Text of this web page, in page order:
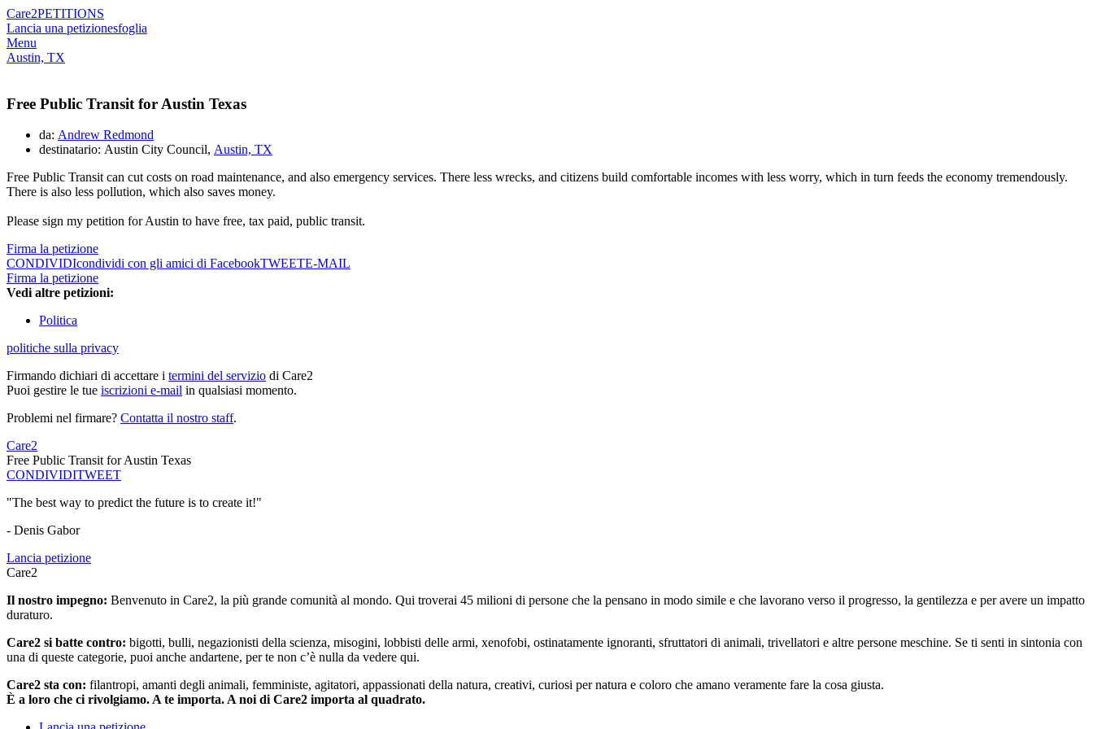
Care2PETITIONS
Lancia una petizionesfoglia
Menu
Austin, TX
Free Public Transit for Austin Texas
da: Andrew Redmond
destinatario: Austin City Council, Austin, TX
Free Public Transit can cut costs on road maintenance, and also emergency services. There less wrecks, and citizens build comfortable incomes with less worry, which in turn feeds the economy tremendously.
There is also less pollution, which also saves money.
Please sign my petition for Austin to have free, tax paid, public transit.
Firma la petizione
CONDIVIDIcondividi con gli amici di FacebookTWEETE-MAIL
Firma la petizione
Vedi altre petizioni:
Politica
politiche sulla privacy
Firmando dichiari di accettare i termini del servizio di Care2
Puoi gestire le tue iscrizioni e-mail in qualsiasi momento.
Problemi nel firmare? Contatta il nostro staff.
Care2
Free Public Transit for Austin Texas
CONDIVIDITWEET
"The best way to predict the future is to create it!"
- Denis Gabor
Lancia petizione
Care2
Il nostro impegno: Benvenuto in Care2, la più grande comunità al mondo. Qui troverai 45 milioni di persone che la pensano in modo simile e che lavorano verso il progresso, la gentilezza e per avere un impatto
duraturo.
Care2 si batte contro: bigotti, bulli, negazionisti della scienza, misogini, lobbisti delle armi, xenofobi, ostinatamente ignoranti, sfruttatori di animali, trivellatori e altre persone meschine. Se ti senti in sintonia con
una di queste categorie, puoi anche andartene, per te non c’è nulla da vedere qui.
Care2 sta con: filantropi, amanti degli animali, femministe, agitatori, appassionati della natura, creativi, curiosi per natura e coloro che amano veramente fare la cosa giusta.
È a loro che ci rivolgiamo. A te importa. A noi di Care2 importa al quadrato.